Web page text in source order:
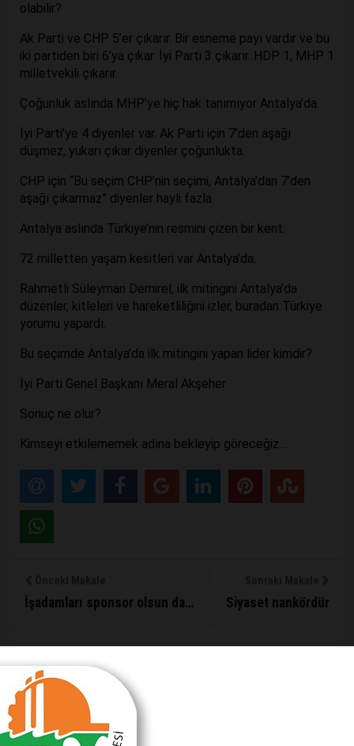
olabilir?
Ak Parti ve CHP 5’er çıkarır. Bir esneme payı vardır ve bu
iki partiden biri 6’ya çıkar. İyi Parti 3 çıkarır. HDP 1, MHP 1
milletvekili çıkarır.
Çoğunluk aslında MHP’ye hiç hak tanımıyor Antalya’da.
İyi Parti’ye 4 diyenler var. Ak Parti için 7’den aşağı
düşmez, yukarı çıkar diyenler çoğunlukta.
CHP için “Bu seçim CHP’nin seçimi, Antalya’dan 7’den
aşağı çıkarmaz” diyenler hayli fazla.
Antalya aslında Türkiye’nin resmini çizen bir kent.
72 milletten yaşam kesitleri var Antalya’da.
Rahmetli Süleyman Demirel, ilk mitingini Antalya’da
düzenler, kitleleri ve hareketliliğini izler, buradan Türkiye
yorumu yapardı.
Bu seçimde Antalya’da ilk mitingini yapan lider kimdir?
İyi Parti Genel Başkanı Meral Akşeher.
Sonuç ne olur?
Kimseyi etkilememek adına bekleyip göreceğiz…
İşadamları sponsor olsun da… Siyaset nankördür
Sizde Yorum Ekleyin
İsim Soyad